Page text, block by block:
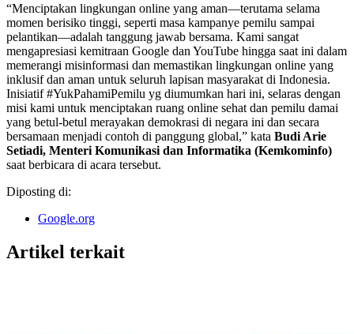
“Menciptakan lingkungan online yang aman—terutama selama
momen berisiko tinggi, seperti masa kampanye pemilu sampai
pelantikan—adalah tanggung jawab bersama. Kami sangat
mengapresiasi kemitraan Google dan YouTube hingga saat ini dalam
memerangi misinformasi dan memastikan lingkungan online yang
inklusif dan aman untuk seluruh lapisan masyarakat di Indonesia.
Inisiatif #YukPahamiPemilu yg diumumkan hari ini, selaras dengan
misi kami untuk menciptakan ruang online sehat dan pemilu damai
yang betul-betul merayakan demokrasi di negara ini dan secara
bersamaan menjadi contoh di panggung global,” kata Budi Arie
Setiadi, Menteri Komunikasi dan Informatika (Kemkominfo)
saat berbicara di acara tersebut.
Diposting di:
Google.org
Artikel terkait